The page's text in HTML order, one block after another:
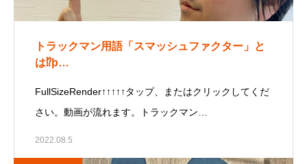
トラックマン用語「スマッシュファクター」と
は⁉þ…
FullSizeRender↑↑↑↑↑タップ、またはクリックしてくだ
さい。動画が流れます。トラックマン…
2022.08.5